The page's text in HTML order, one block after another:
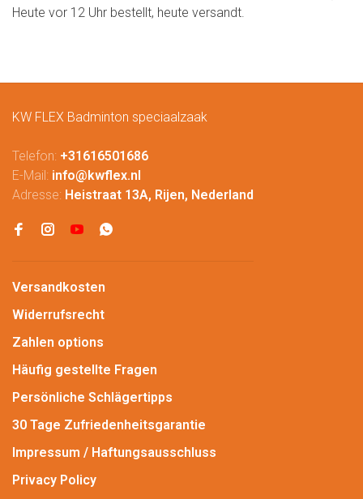
Heute vor 12 Uhr bestellt, heute versandt.
KW FLEX Badminton speciaalzaak
Telefon: +31616501686
E-Mail: info@kwflex.nl
Adresse: Heistraat 13A, Rijen, Nederland
Versandkosten
Widerrufsrecht
Zahlen options
Häufig gestellte Fragen
Persönliche Schlägertipps
30 Tage Zufriedenheitsgarantie
Impressum / Haftungsausschluss
Privacy Policy